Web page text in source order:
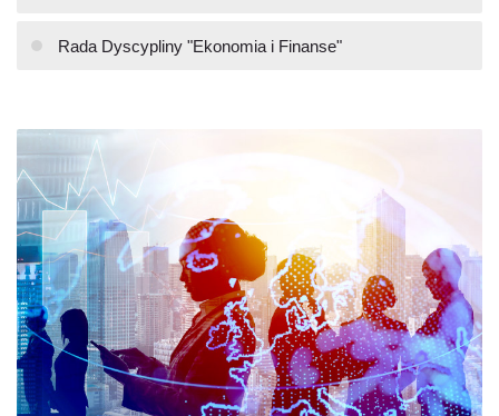
Rada Dyscypliny "Ekonomia i Finanse"